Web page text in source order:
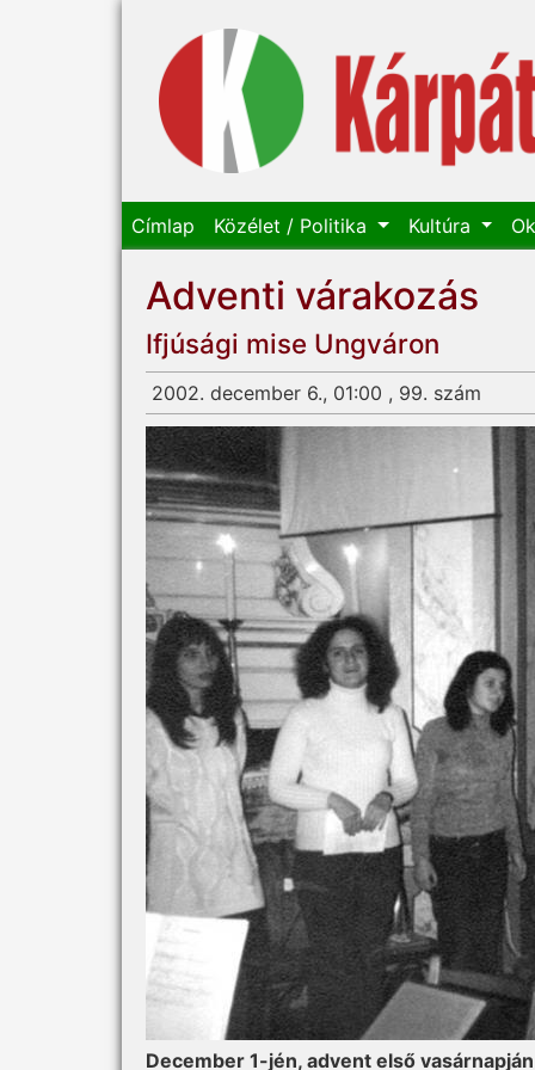
Címlap Közélet / Politika Kultúra
Adventi várakozás
Ifjúsági mise Ungváron
2002. december 6., 01:00 , 99. szám
December 1-jén, advent első